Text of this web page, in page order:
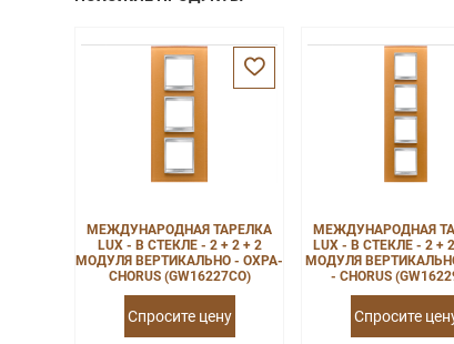
МЕЖДУНАРОДНАЯ ТАРЕЛКА
LUX - В СТЕКЛЕ - 2 + 2 + 2
МОДУЛЯ ВЕРТИКАЛЬНО - ОХРА-
CHORUS (GW16227CO)
Спросите цену
МЕЖДУНАРОДНАЯ
LUX - В СТЕКЛЕ - 2 +
МОДУЛЯ
- CHORUS
Спросите